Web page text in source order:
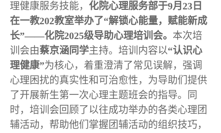
理健康服务技能， 化院心理服务部于9月 23 日
在一教202教室举办了“解锁心能量，赋能新成
长”——化院2025级导助心理培训会。 本次培
训会由蔡京涵同学主持。培训内容以“认识心
理健康”为核心，着重澄清了常见误解，强调
心理困扰的真实性和可治愈性，为导助们提供
了开展新生第一次心理主题班会的指导。同
时，培训会回顾了以往成功举办的各类心理团
辅活动，帮助他们掌握团辅活动的组织技巧，